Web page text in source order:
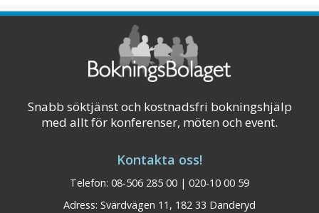
Snabb söktjänst och kostnadsfri bokningshjälp
med allt för konferenser, möten och event.
Kontakta oss!
Telefon: 08-506 285 00 | 020-10 00 59
Adress: Svärdvägen 11, 182 33 Danderyd